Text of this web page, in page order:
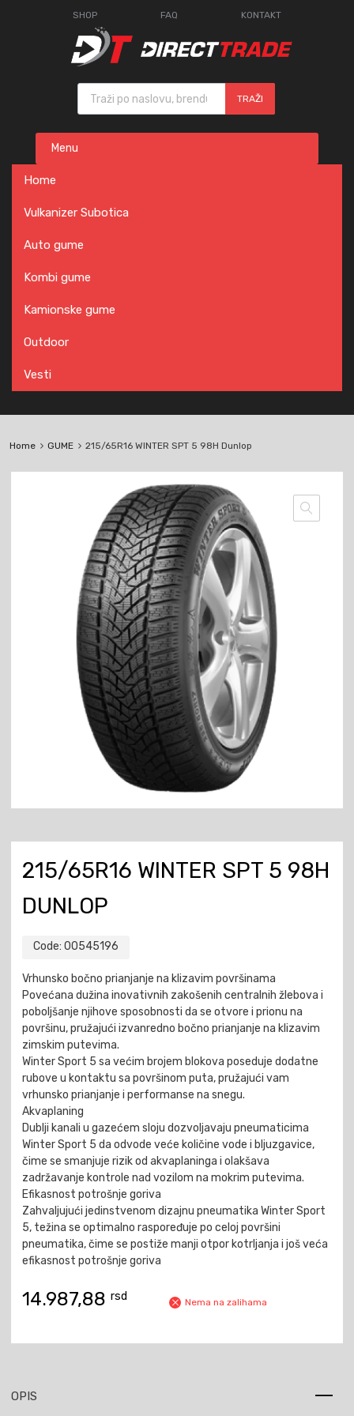
SHOP FAQ KONTAKT
Products search
TRAŽI
content
Menu
Home
Vulkanizer Subotica
Auto gume
Kombi gume
Kamionske gume
Outdoor
Vesti
Home GUME 215/65R16 WINTER SPT 5 98H Dunlop
215/65R16 WINTER SPT 5 98H
DUNLOP
Code: 00545196
Vrhunsko bočno prianjanje na klizavim površinama
Povećana dužina inovativnih zakošenih centralnih žlebova i
poboljšanje njihove sposobnosti da se otvore i prionu na
površinu, pružajući izvanredno bočno prianjanje na klizavim
zimskim putevima.
Winter Sport 5 sa većim brojem blokova poseduje dodatne
rubove u kontaktu sa površinom puta, pružajući vam
vrhunsko prianjanje i performanse na snegu.
Akvaplaning
Dublji kanali u gazećem sloju dozvoljavaju pneumaticima
Winter Sport 5 da odvode veće količine vode i bljuzgavice,
čime se smanjuje rizik od akvaplaninga i olakšava
zadržavanje kontrole nad vozilom na mokrim putevima.
Efikasnost potrošnje goriva
Zahvaljujući jedinstvenom dizajnu pneumatika Winter Sport
5, težina se optimalno raspoređuje po celoj površini
pneumatika, čime se postiže manji otpor kotrljanja i još veća
efikasnost potrošnje goriva
14.987,88 rsd Nema na zalihama
OPIS